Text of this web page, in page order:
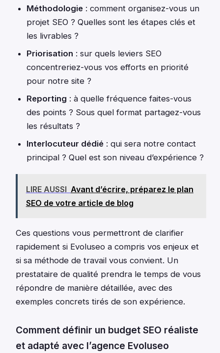
Méthodologie : comment organisez-vous un
projet SEO ? Quelles sont les étapes clés et
les livrables ?
Priorisation : sur quels leviers SEO
concentreriez-vous vos efforts en priorité
pour notre site ?
Reporting : à quelle fréquence faites-vous
des points ? Sous quel format partagez-vous
les résultats ?
Interlocuteur dédié : qui sera notre contact
principal ? Quel est son niveau d’expérience ?
LIRE AUSSI Avant d’écrire, préparez le plan
SEO de votre article de blog
Ces questions vous permettront de clarifier
rapidement si Evoluseo a compris vos enjeux et
si sa méthode de travail vous convient. Un
prestataire de qualité prendra le temps de vous
répondre de manière détaillée, avec des
exemples concrets tirés de son expérience.
Comment définir un budget SEO réaliste
et adapté avec l’agence Evoluseo